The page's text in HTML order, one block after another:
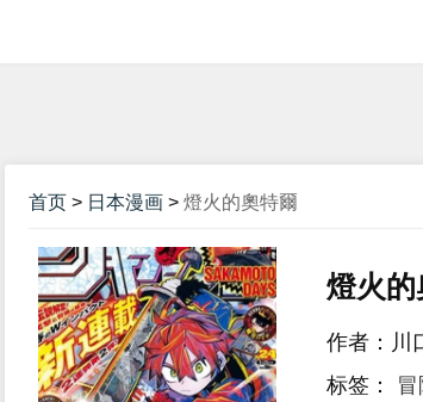
首页 > 日本漫画 > 燈火的奧特爾
燈火
作者：川
标签： 冒